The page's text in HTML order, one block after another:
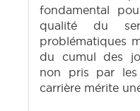
fondamental
qualité du
problématiques
du cumul des
non pris par les
carrière mérite